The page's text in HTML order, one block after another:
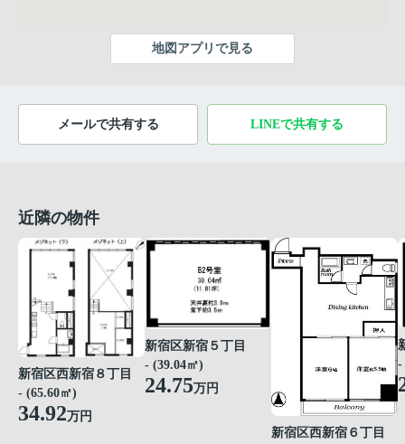
地図アプリで見る
メールで共有する LINEで共有する
近隣の物件
新宿区西新宿８丁目
- (65.60㎡)
34.92万円
新宿区新宿５丁目
- (39.04㎡)
24.75万円
新宿区西新宿６丁目
-